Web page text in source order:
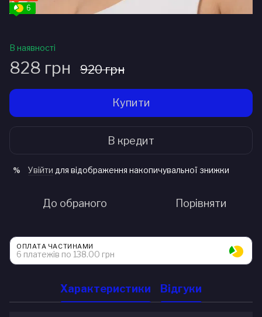
6
В наявності
828 грн 920 грн
Купити
В кредит
% Увійти для відображення накопичувальної знижки
До обраного Порівняти
ОПЛАТА ЧАСТИНАМИ
6 платежів по 138.00 грн
Характеристики Відгуки